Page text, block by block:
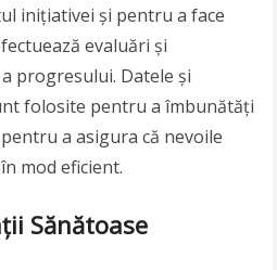
inițiativei și pentru a face
evaluări și
progresului. Datele și
folosite pentru a îmbunătăți
a asigura că nevoile
mod eficient.
Sănătoase